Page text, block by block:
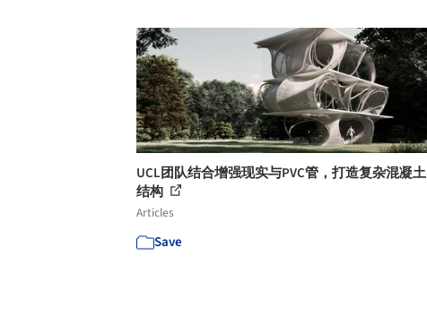
UCL团队结合增强现实与PVC管，打造复杂混凝土
结构
Articles
Save